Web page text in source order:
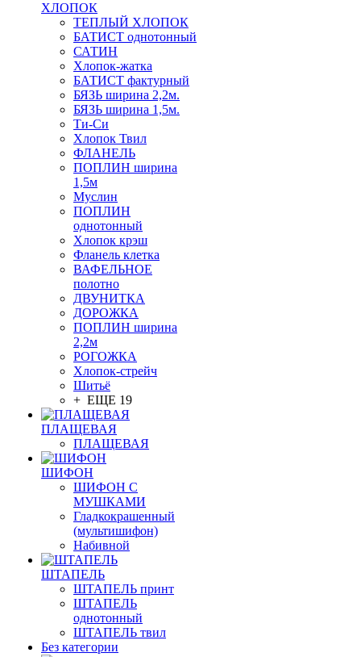
ХЛОПОК
ТЕПЛЫЙ ХЛОПОК
БАТИСТ однотонный
САТИН
Хлопок-жатка
БАТИСТ фактурный
БЯЗЬ ширина 2,2м.
БЯЗЬ ширина 1,5м.
Ти-Си
Хлопок Твил
ФЛАНЕЛЬ
ПОПЛИН ширина
1,5м
Муслин
ПОПЛИН
однотонный
Хлопок крэш
Фланель клетка
ВАФЕЛЬНОЕ
полотно
ДВУНИТКА
ДОРОЖКА
ПОПЛИН ширина
2,2м
РОГОЖКА
Хлопок-стрейч
Шитьё
+ ЕЩЕ 19
ПЛАЩЕВАЯ
ПЛАЩЕВАЯ
ШИФОН
ШИФОН С
МУШКАМИ
Гладкокрашенный
(мультишифон)
Набивной
ШТАПЕЛЬ
ШТАПЕЛЬ принт
ШТАПЕЛЬ
однотонный
ШТАПЕЛЬ твил
Без категории